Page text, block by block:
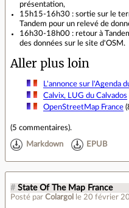
présentation,
15h15-16h30 : sortie sur le
Tandem pour un relevé de
16h30-18h00 : retour à
des données sur le site d'OSM.
Aller plus loin
L'annonce sur l'Agenda
Calvix, LUG du Calvados
OpenStreetMap France
(5 commentaires).
Markdown EPUB
# State Of The Map France
Posté par Colargol le 20 février